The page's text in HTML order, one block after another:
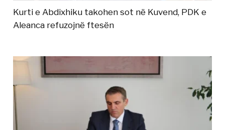
Kurti e Abdixhiku takohen sot në Kuvend, PDK e
Aleanca refuzojnë ftesën